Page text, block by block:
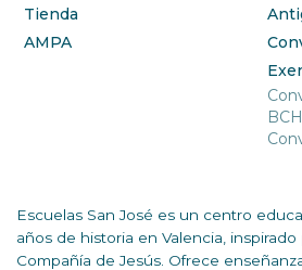
Tienda
AMPA
BCH
Escuelas San José es un centro
años de historia en Valencia,
Compañía de Jesús. Ofrece